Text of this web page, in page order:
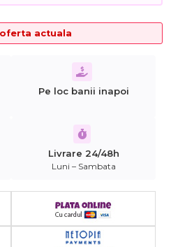
actuala
Pe loc banii inapoi
Livrare 24/48h
Luni – Sambata